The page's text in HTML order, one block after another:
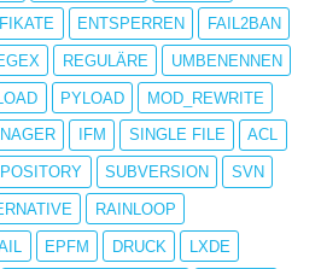
ENTSPERREN FAIL2BAN
REGULÄRE UMBENENNEN
PYLOAD MOD_REWRITE
IFM SINGLE FILE ACL
SUBVERSION SVN
RAINLOOP
EPFM DRUCK LXDE